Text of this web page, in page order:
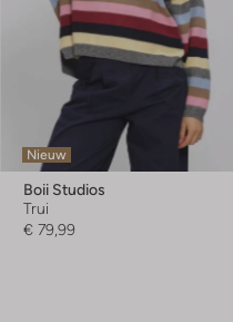
Nieuw
Boii Studios
Trui
€ 79,99